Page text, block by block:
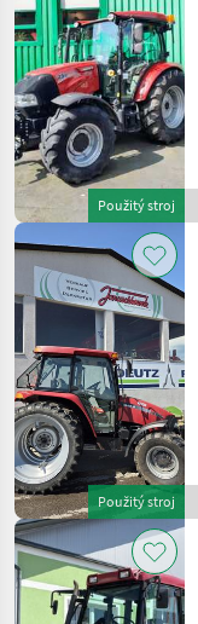
Použitý stroj
Použitý stroj